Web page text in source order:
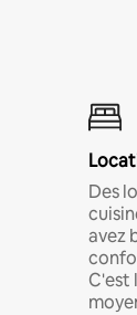
Des
avez
C'est